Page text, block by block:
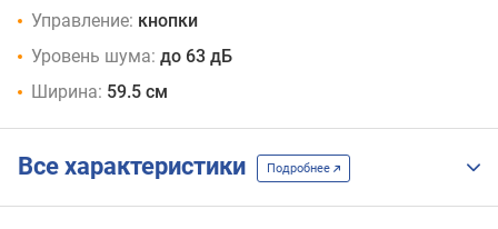
Управление: кнопки
Уровень шума: до 63 дБ
Ширина: 59.5 см
Все характеристики Подробнее